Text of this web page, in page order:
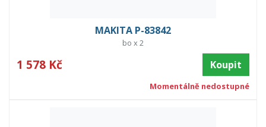
MAKITA P-83842
bo x 2
1 578 Kč Koupit
Momentálně nedostupné